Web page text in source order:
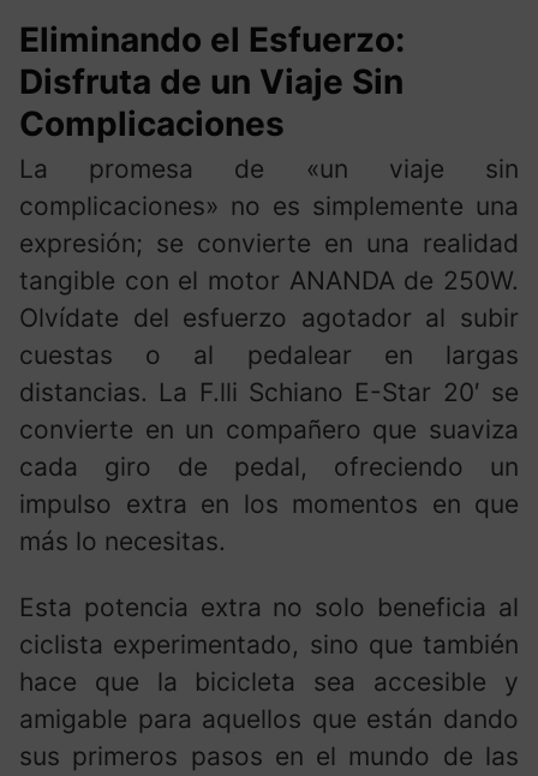
Eliminando el Esfuerzo:
Disfruta de un Viaje Sin
Complicaciones
La promesa de «un viaje sin
complicaciones» no es simplemente una
expresión; se convierte en una realidad
tangible con el motor ANANDA de 250W.
Olvídate del esfuerzo agotador al subir
cuestas o al pedalear en largas
distancias. La F.lli Schiano E-Star 20′ se
convierte en un compañero que suaviza
cada giro de pedal, ofreciendo un
impulso extra en los momentos en que
más lo necesitas.
Esta potencia extra no solo beneficia al
ciclista experimentado, sino que también
hace que la bicicleta sea accesible y
amigable para aquellos que están dando
sus primeros pasos en el mundo de las